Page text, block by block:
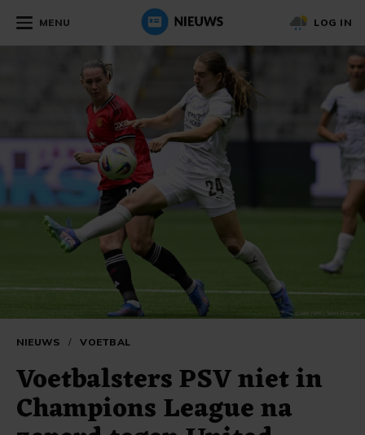
MENU LOG IN
NIEUWS / VOETBAL
Voetbalsters PSV niet in
Champions League na